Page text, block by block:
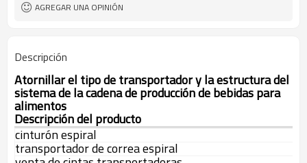
AGREGAR UNA OPINIÓN
Descripción
Atornillar el tipo de transportador y la estructura del
sistema de la cadena de producción de bebidas para
alimentos
Descripción del producto
cinturón espiral
transportador de correa espiral